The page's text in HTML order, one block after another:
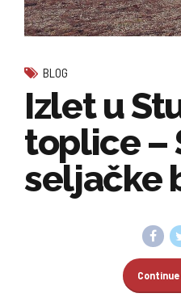
BLOG
Izlet u
toplice –
seljačke